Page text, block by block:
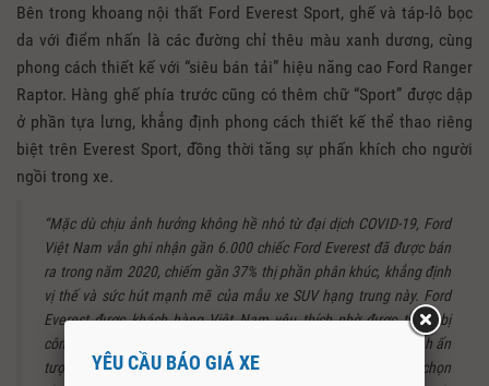
Bên trong khoang nội thất Ford Everest Sport, ghế và táp-lô bọc
da với điểm nhấn là các đường chỉ thêu màu xanh dương, cùng
phong cách thiết kế với “siêu bán tải” hiệu năng cao Ford Ranger
Raptor. Hàng ghế phía trước cũng có thêm chữ “Sport” được dập
ở phần tựa lưng, khẳng định phong cách thiết kế thể thao riêng
biệt trên Everest Sport, đồng thời tăng sự phấn khích cho người
ngồi trong xe.
“Mặc dù chịu ảnh hưởng không hề nhỏ từ đại dịch COVID-19, Ford
Việt Nam vẫn ghi nhận gần 6.000 chiếc Ford Everest đã được bán
ra trong năm 2020, chiếm gần 37% thị phần phân khúc, khẳng định
vị thế và sức hút mạnh mẽ của mẫu xe SUV hạng trung này. Ford
Everest được khách hàng Việt Nam yêu thích nhờ được trang bị
công nghệ tiên tiến, an toàn, cùng thiết kế và khả năng vận hành ấn
tượng. Phiên bản Everest Sport Mới sẽ mang đến thêm sự lựa chọn
YÊU CẦU BÁO GIÁ XE